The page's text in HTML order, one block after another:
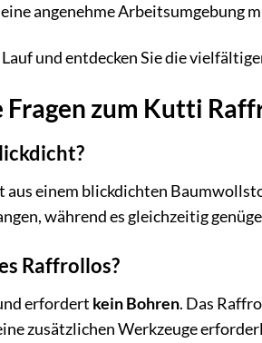
angenehme Arbeitsumgebung
und entdecken Sie die
zum Kutti
aus einem blickdichten
während es gleichzeitig
Raffrollos?
erfordert kein Bohren. Das
zusätzlichen Werkzeuge